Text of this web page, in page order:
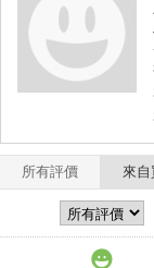
所有評價 來